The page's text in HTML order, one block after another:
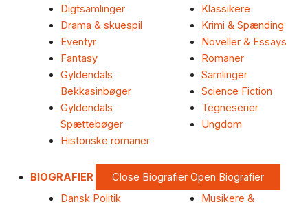
Digtsamlinger
Drama & skuespil
Eventyr
Fantasy
Gyldendals
Bekkasinbøger
Gyldendals
Spættebøger
Historiske romaner
Klassikere
Krimi & Spænding
Noveller & Essays
Romaner
Samlinger
Science Fiction
Tegneserier
Ungdom
BIOGRAFIER Close Biografier Open Biografier
Dansk Politik
Musikere &